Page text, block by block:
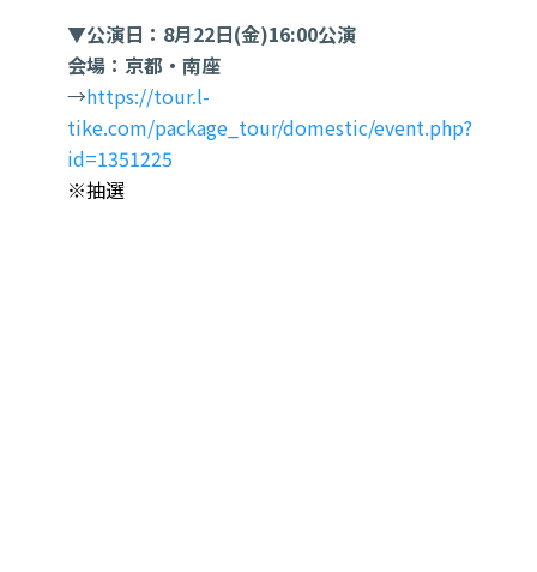
▼公演日：8月22日(金)16:00公演
会場：京都・南座
→https://tour.l-
tike.com/package_tour/domestic/event.php?
id=1351225
※抽選